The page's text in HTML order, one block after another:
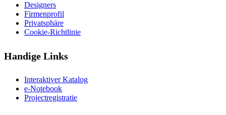
Designers
Firmenprofil
Privatsphäre
Cookie-Richtlinie
Handige Links
Interaktiver Katalog
e-Notebook
Projectregistratie